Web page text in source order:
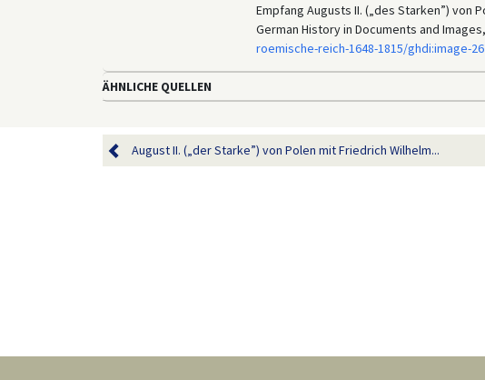
Empfang Augusts II. („des Starken”) von
German History in Documents and
roemische-reich-1648-1815/ghdi:image-
ÄHNLICHE QUELLEN
August II. („der Starke”) von Polen mit Friedrich Wilhelm...